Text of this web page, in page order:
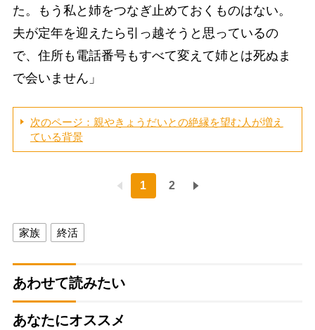
た。もう私と姉をつなぎ止めておくものはない。
夫が定年を迎えたら引っ越そうと思っているの
で、住所も電話番号もすべて変えて姉とは死ぬま
で会いません」
次のページ：親やきょうだいとの絶縁を望む人が増え
ている背景
1 2
家族 終活
あわせて読みたい
あなたにオススメ